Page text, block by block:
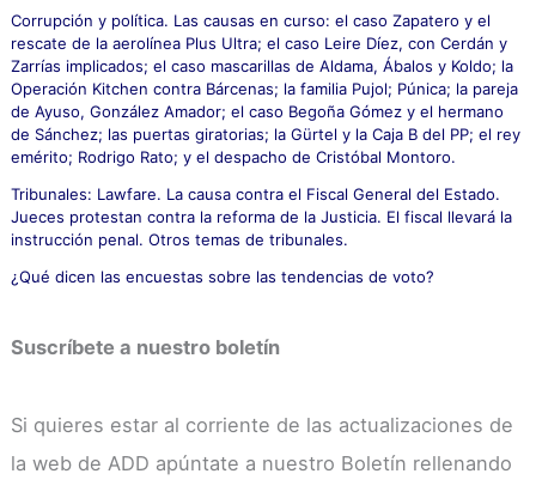
Corrupción y política. Las causas en curso: el caso Zapatero y el
rescate de la aerolínea Plus Ultra; el caso Leire Díez, con Cerdán y
Zarrías implicados; el caso mascarillas de Aldama, Ábalos y Koldo; la
Operación Kitchen contra Bárcenas; la familia Pujol; Púnica; la pareja
de Ayuso, González Amador; el caso Begoña Gómez y el hermano
de Sánchez; las puertas giratorias; la Gürtel y la Caja B del PP; el rey
emérito; Rodrigo Rato; y el despacho de Cristóbal Montoro.
Tribunales: Lawfare. La causa contra el Fiscal General del Estado.
Jueces protestan contra la reforma de la Justicia. El fiscal llevará la
instrucción penal. Otros temas de tribunales.
¿Qué dicen las encuestas sobre las tendencias de voto?
Suscríbete a nuestro boletín
Si quieres estar al corriente de las actualizaciones de
la web de ADD apúntate a nuestro Boletín rellenando